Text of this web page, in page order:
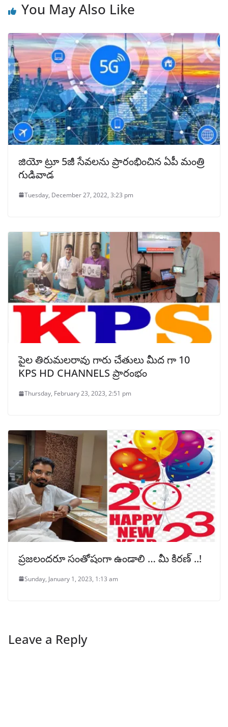
You May Also Like
జియో ట్రూ 5జీ సేవలను ప్రారంభించిన ఏపీ మంత్రి
గుడివాడ
Tuesday, December 27, 2022, 3:23 pm
పైల తిరుమలరావు గారు చేతులు మీద గా 10
KPS HD CHANNELS ప్రారంభం
Thursday, February 23, 2023, 2:51 pm
ప్రజలందరూ సంతోషంగా ఉండాలి … మీ కిరణ్ ..!
Sunday, January 1, 2023, 1:13 am
Leave a Reply